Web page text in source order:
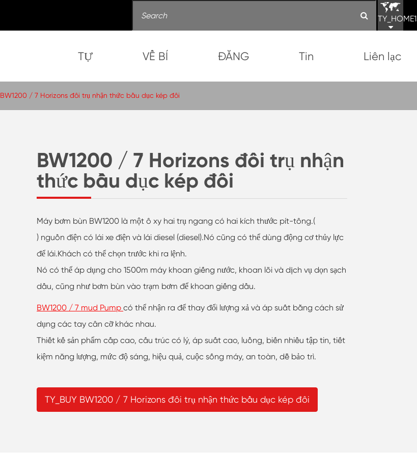
TỰ VỀ BÍ ĐĂNG Tin Liên lạc
BW1200 / 7 Horizons đôi trụ nhận
thức bầu dục kép đôi
Máy bơm bùn BW1200 là một ô xy hai trụ ngang có hai kích thước pít-tông.(
) nguồn điện có lái xe điện và lái diesel (diesel).Nó cũng có thể dùng động cơ thủy lực
để lái.Khách có thể chọn trước khi ra lệnh.
Nó có thể áp dụng cho 1500m máy khoan giếng nước, khoan lõi và dịch vụ dọn sạch
dầu, cũng như bơm bùn vào trạm bơm để khoan giếng dầu.
BW1200 / 7 mud Pumpcó thể nhận ra để thay đổi lượng xả và áp suất bằng cách sử
dụng các tay cân cỡ khác nhau.
Thiết kế sản phẩm cấp cao, cấu trúc có lý, áp suất cao, luồng, biến nhiều tập tin, tiết
kiệm năng lượng, mức độ sáng, hiệu quả, cuộc sống máy, an toàn, dễ bảo trì.
TY_BUY BW1200 / 7 Horizons đôi trụ nhận thức bầu dục kép đôi
BW1200 / 7 Horizons đôi trụ nhận thức bầu dục kép đôi